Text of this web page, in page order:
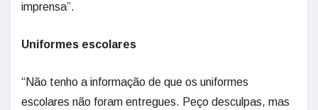
imprensa”.
Uniformes escolares
“Não tenho a informação de que os uniformes
escolares não foram entregues. Peço desculpas, mas